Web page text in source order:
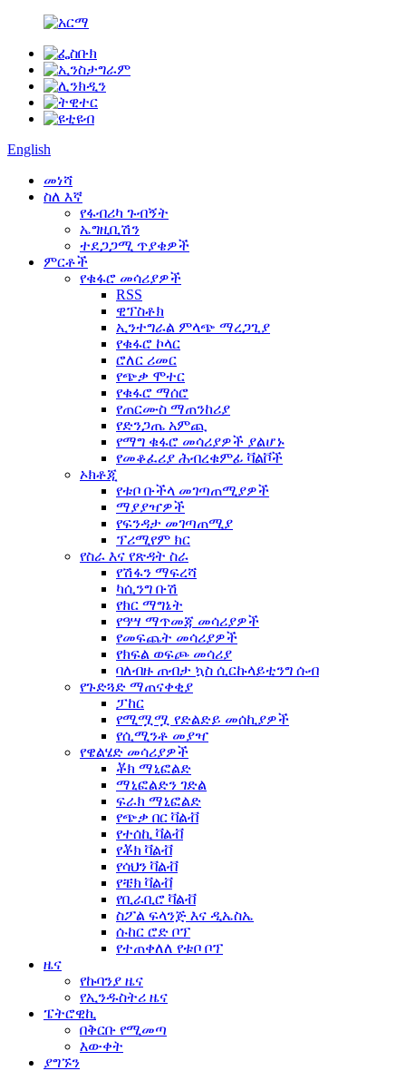
English
መነሻ
ስለ እኛ
የፋብሪካ ጉብኝት
ኤግዚቢሽን
ተደጋጋሚ ጥያቄዎች
ምርቶች
የቁፋሮ መሳሪያዎች
RSS
ዊፕስቶክ
ኢንተግራል ምላጭ ማረጋጊያ
የቁፋሮ ኮላር
ሮለር ሪመር
የጭቃ ሞተር
የቁፋሮ ማሰሮ
የጠርሙስ ማጠንከሪያ
የድንጋጤ አምጪ
የማግ ቁፋሮ መሳሪያዎች ያልሆኑ
የመቆፈሪያ ሕብረቁምፊ ቫልቮች
ኦክቶጂ
የቱቦ ቡችላ መገጣጠሚያዎች
ማያያዣዎች
የፍንዳታ መገጣጠሚያ
ፕሪሚየም ክር
የስራ እና የጽዳት ስራ
የሽፋን ማፍረሻ
ካሲንግ ቡሽ
የክር ማግኔት
የዓሣ ማጥመጃ መሳሪያዎች
የመፍጨት መሳሪያዎች
የክፍል ወፍጮ መሳሪያ
ባለብዙ ጠብታ ኳስ ሲርኩላይቲንግ ሱብ
የጉድጓድ ማጠናቀቂያ
ፓከር
የሚሟሟ የድልድይ መሰኪያዎች
የሲሚንቶ መያዣ
የዌልሄድ መሳሪያዎች
ቾክ ማኒፎልድ
ማኒፎልድን ገድል
ፍራክ ማኒፎልድ
የጭቃ በር ቫልቭ
የተሰኪ ቫልቭ
የቾክ ቫልቭ
የሳህን ቫልቭ
የቼክ ቫልቭ
የቢራቢሮ ቫልቭ
ስፖል ፍላንጅ እና ዲኤስኤ
ሱከር ሮድ ቦፕ
የተጠቀለለ የቱቦ ቦፕ
ዜና
የኩባንያ ዜና
የኢንዱስትሪ ዜና
ፔትሮዊኪ
በቅርቡ የሚመጣ
እውቀት
ያግኙን